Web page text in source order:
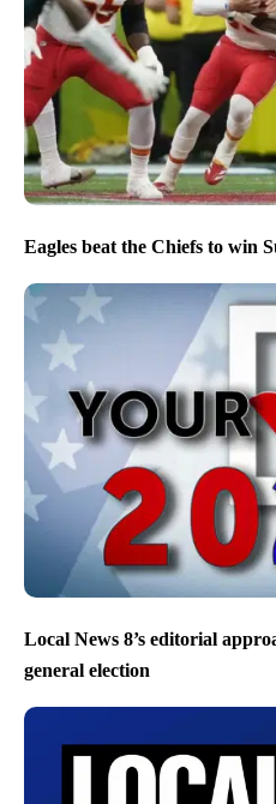
Eagles beat the Chiefs to win
Local News 8’s editorial
general election